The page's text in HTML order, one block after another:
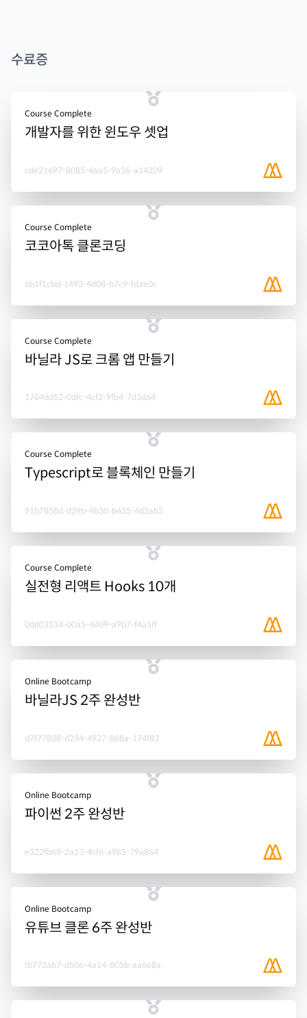
수료증
Course Complete
개발자를 위한 윈도우 셋업
cde21697-8085-46a5-9a36-a14209
Course Complete
코코아톡 클론코딩
6b1f1cbd-1493-4d08-b7c9-fdae0c
Course Complete
바닐라 JS로 크롬 앱 만들기
1764dd52-0dfc-4cf2-9fb4-7d3d64
Course Complete
Typescript로 블록체인 만들기
91b7858d-d29b-4b30-b435-4d3ab3
Course Complete
실전형 리액트 Hooks 10개
0dd03534-00a5-4409-a9b7-f4a5ff
Online Bootcamp
바닐라JS 2주 완성반
d7f77838-d234-4927-868a-174f83
Online Bootcamp
파이썬 2주 완성반
e322fb69-2a13-4cf6-a985-79a864
Online Bootcamp
유튜브 클론 6주 완성반
fb773a67-d506-4a14-805b-aa6e8a